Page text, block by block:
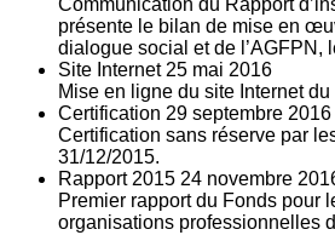
Communication du Rapport
présente le bilan de mise en
dialogue social et de
Site Internet 25 mai 2016
Mise en ligne du site Internet
Certification 29 septembre 2016
Certification sans réserve par
31/12/2015.
Rapport 2015 24 novembre
Premier rapport du Fonds pour
organisations professionnelles